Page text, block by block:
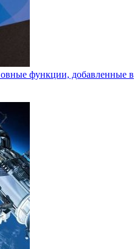
функции, добавленные в